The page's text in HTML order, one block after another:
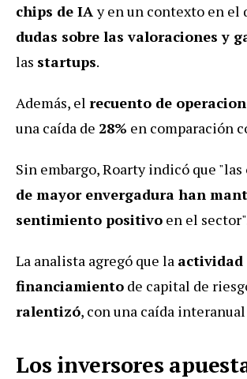
chips de IAy en un contexto en el
dudas sobre las valoraciones y
las startups.
Además, el recuento de
una caída de 28% en comparación
Sin embargo, Roarty indicó que "las
de mayor envergadura han
sentimiento positivo en el
La analista agregó que la actividad
financiamiento de capital de
ralentizó, con una caída
Los inversores